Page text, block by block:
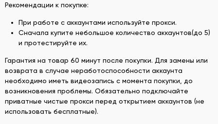
Рекомендации к покупке:
При работе с аккаунтами используйте прокси.
Сначала купите небольшое количество аккаунтов(до 5)
и протестируйте их.
Гарантия на товар 60 минут после покупки. Для замены или
возврата в случае неработоспособности аккаунта
необходимо иметь видеозапись с момента покупки, до
возникновения проблемы. Обязательно подключайте
приватные чистые прокси перед открытием аккаунтов (не
использовать бесплатные).